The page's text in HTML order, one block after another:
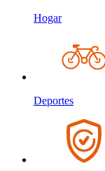
Hogar
Deportes